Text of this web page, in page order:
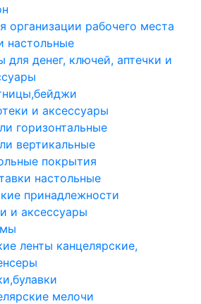
организации рабочего места
настольные
для денег, ключей, аптечки и
и аксессуары
горизонтальные
вертикальные
покрытия
настольные
принадлежности
и аксессуары
ленты канцелярские,
мелочи